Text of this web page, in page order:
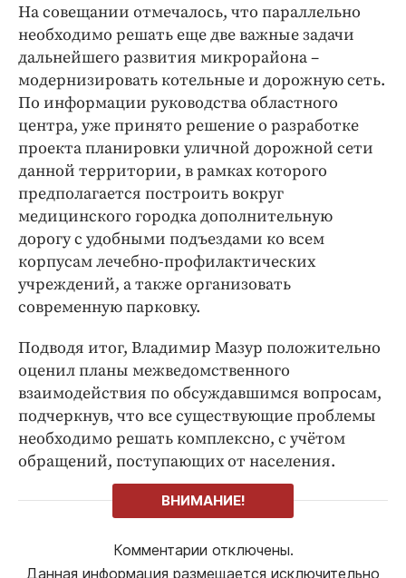
На совещании отмечалось, что параллельно
необходимо решать еще две важные задачи
дальнейшего развития микрорайона –
модернизировать котельные и дорожную сеть.
По информации руководства областного
центра, уже принято решение о разработке
проекта планировки уличной дорожной сети
данной территории, в рамках которого
предполагается построить вокруг
медицинского городка дополнительную
дорогу с удобными подъездами ко всем
корпусам лечебно-профилактических
учреждений, а также организовать
современную парковку.
Подводя итог, Владимир Мазур положительно
оценил планы межведомственного
взаимодействия по обсуждавшимся вопросам,
подчеркнув, что все существующие проблемы
необходимо решать комплексно, с учётом
обращений, поступающих от населения.
ВНИМАНИЕ!
Комментарии отключены.
Данная информация размещается исключительно